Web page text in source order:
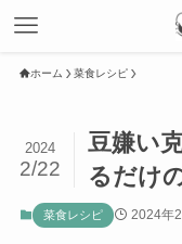
ホーム 菜食レシピ
豆嫌い
るだけ
2024
2/22
菜食レシピ 2024年